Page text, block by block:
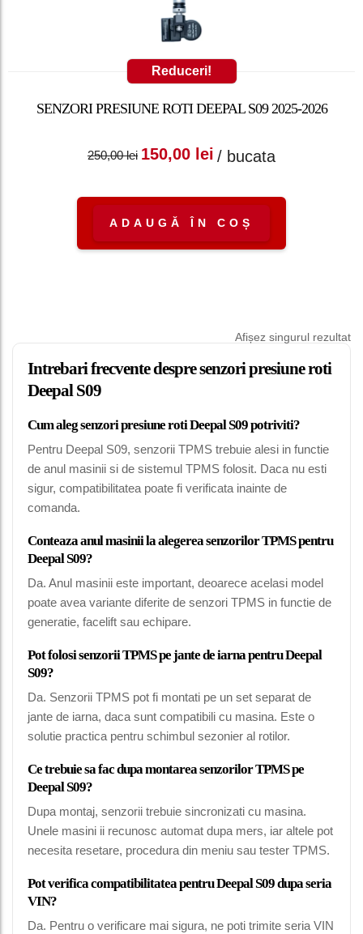
Reduceri!
SENZORI PRESIUNE ROTI DEEPAL S09 2025-2026
250,00lei
Prețul inițial a fost:
150,00 lei
Prețul curent
/ bucata
ADAUGĂ ÎN COȘ
Afișez singurul rezultat
Intrebari frecvente despre senzori presiune roti
Deepal S09
Cum aleg senzori presiune roti Deepal S09 potriviti?
Pentru Deepal S09, senzorii TPMS trebuie alesi in functie
de anul masinii si de sistemul TPMS folosit. Daca nu esti
sigur, compatibilitatea poate fi verificata inainte de
comanda.
Conteaza anul masinii la alegerea senzorilor TPMS pentru
Deepal S09?
Da. Anul masinii este important, deoarece acelasi model
poate avea variante diferite de senzori TPMS in functie de
generatie, facelift sau echipare.
Pot folosi senzorii TPMS pe jante de iarna pentru Deepal
S09?
Da. Senzorii TPMS pot fi montati pe un set separat de
jante de iarna, daca sunt compatibili cu masina. Este o
solutie practica pentru schimbul sezonier al rotilor.
Ce trebuie sa fac dupa montarea senzorilor TPMS pe
Deepal S09?
Dupa montaj, senzorii trebuie sincronizati cu masina.
Unele masini ii recunosc automat dupa mers, iar altele pot
necesita resetare, procedura din meniu sau tester TPMS.
Pot verifica compatibilitatea pentru Deepal S09 dupa seria
VIN?
Da. Pentru o verificare mai sigura, ne poti trimite seria VIN